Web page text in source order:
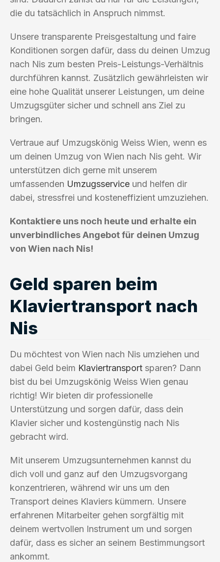
die du tatsächlich in Anspruch nimmst.
Unsere transparente Preisgestaltung und faire
Konditionen sorgen dafür, dass du deinen Umzug
nach Nis zum besten Preis-Leistungs-Verhältnis
durchführen kannst. Zusätzlich gewährleisten wir
eine hohe Qualität unserer Leistungen, um deine
Umzugsgüter sicher und schnell ans Ziel zu
bringen.
Vertraue auf Umzugskönig Weiss Wien, wenn es
um deinen Umzug von Wien nach Nis geht. Wir
unterstützen dich gerne mit unserem
umfassenden Umzugsservice und helfen dir
dabei, stressfrei und kosteneffizient umzuziehen.
Kontaktiere uns noch heute und erhalte ein
unverbindliches Angebot für deinen Umzug
von Wien nach Nis!
Geld sparen beim
Klaviertransport nach
Nis
Du möchtest von Wien nach Nis umziehen und
dabei Geld beim Klaviertransport sparen? Dann
bist du bei Umzugskönig Weiss Wien genau
richtig! Wir bieten dir professionelle
Unterstützung und sorgen dafür, dass dein
Klavier sicher und kostengünstig nach Nis
gebracht wird.
Mit unserem Umzugsunternehmen kannst du
dich voll und ganz auf den Umzugsvorgang
konzentrieren, während wir uns um den
Transport deines Klaviers kümmern. Unsere
erfahrenen Mitarbeiter gehen sorgfältig mit
deinem wertvollen Instrument um und sorgen
dafür, dass es sicher an seinem Bestimmungsort
ankommt.